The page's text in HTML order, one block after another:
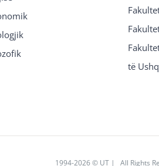
të
1994-2026 © UT | All Rights